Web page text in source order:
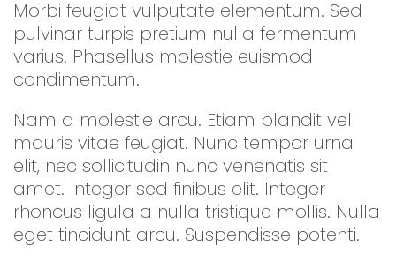
Morbi feugiat vulputate elementum. Sed
pulvinar turpis pretium nulla fermentum
varius. Phasellus molestie euismod
condimentum.
Nam a molestie arcu. Etiam blandit vel
mauris vitae feugiat. Nunc tempor urna
elit, nec sollicitudin nunc venenatis sit
amet. Integer sed finibus elit. Integer
rhoncus ligula a nulla tristique mollis. Nulla
eget tincidunt arcu. Suspendisse potenti.